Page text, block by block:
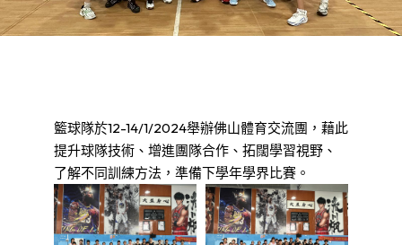
籃球隊於12-14/1/2024舉辦佛山體育交流團，藉此
提升球隊技術、增進團隊合作、拓闊學習視野、
了解不同訓練方法，準備下學年學界比賽。